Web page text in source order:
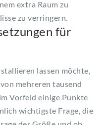
extra Raum zu
zu verringern.
für
lassen möchte,
mehreren tausend
Vorfeld einige Punkte
wichtigste Frage, die